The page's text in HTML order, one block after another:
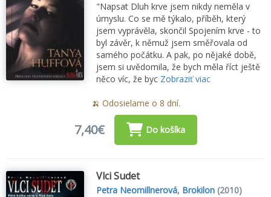
"Napsat Dluh krve jsem nikdy neměla v
úmyslu. Co se mě týkalo, příběh, který
jsem vyprávěla, skončil Spojením krve - to
byl závěr, k němuž jsem směřovala od
samého počátku. A pak, po nějaké době,
jsem si uvědomila, že bych měla říct ještě
něco víc, že byc Zobraziť viac
🍌 Odosielame o 8 dní.
7,40€ Do košíka
Vlci Sudet
Petra Neomillnerová, Brokilon (2010)